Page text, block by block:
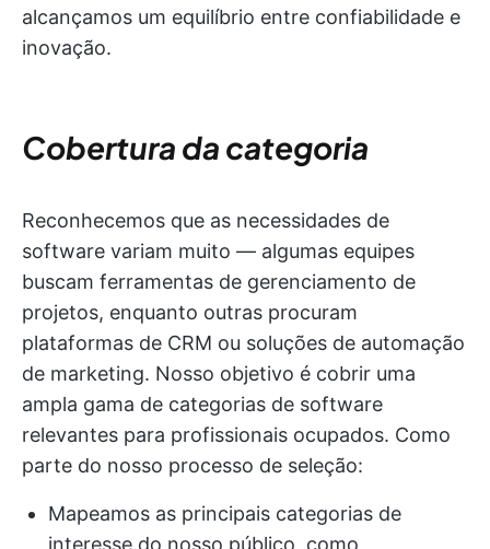
alcançamos um equilíbrio entre confiabilidade e
inovação.
Cobertura da categoria
Reconhecemos que as necessidades de
software variam muito — algumas equipes
buscam ferramentas de gerenciamento de
projetos, enquanto outras procuram
plataformas de CRM ou soluções de automação
de marketing. Nosso objetivo é cobrir uma
ampla gama de categorias de software
relevantes para profissionais ocupados. Como
parte do nosso processo de seleção:
Mapeamos as principais categorias de
interesse do nosso público, como